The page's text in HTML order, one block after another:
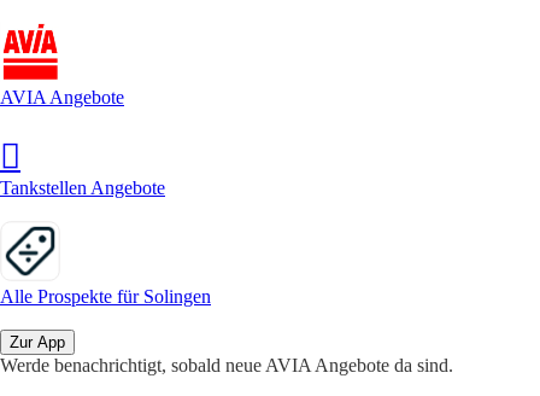
AVIA Angebote
Tankstellen Angebote
Alle Prospekte für Solingen
Zur App
Werde benachrichtigt, sobald neue AVIA Angebote da sind.